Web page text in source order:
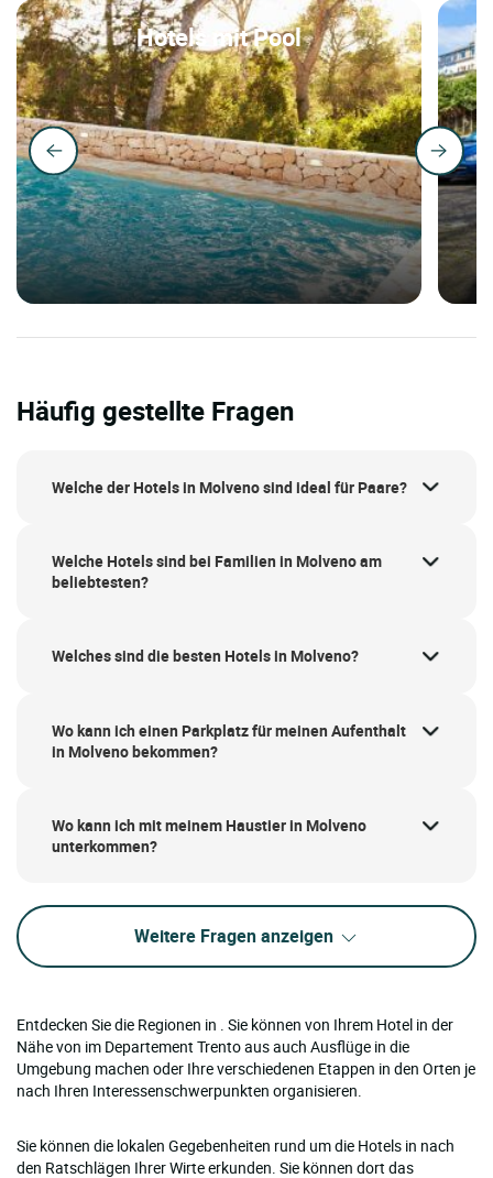
Hotels mit Pool
Häufig gestellte Fragen
Welche der Hotels in Molveno sind ideal für Paare?
Welche Hotels sind bei Familien in Molveno am
beliebtesten?
Welches sind die besten Hotels in Molveno?
Wo kann ich einen Parkplatz für meinen Aufenthalt
in Molveno bekommen?
Wo kann ich mit meinem Haustier in Molveno
unterkommen?
Weitere Fragen anzeigen
Entdecken Sie die Regionen in . Sie können von Ihrem Hotel in der
Nähe von im Departement Trento aus auch Ausflüge in die
Umgebung machen oder Ihre verschiedenen Etappen in den Orten je
nach Ihren Interessenschwerpunkten organisieren.
Sie können die lokalen Gegebenheiten rund um die Hotels in nach
den Ratschlägen Ihrer Wirte erkunden. Sie können dort das